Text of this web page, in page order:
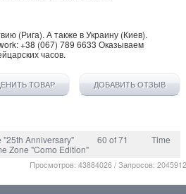
(Рига). А также вУкраину (Киев).
+38 (067) 789 6633 Оказываем
часов.
ТОВАР ДОБАВИТЬ ОТЗЫВ
Anniversary" 60 of 71
Time
Zone "Como Edition"
Просмотров: 43884026 / Запросов: